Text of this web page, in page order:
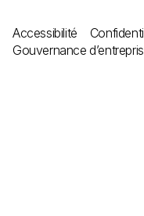
Accessibilité
Gouvernance